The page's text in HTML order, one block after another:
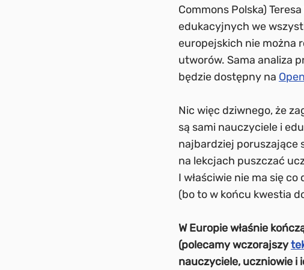
Commons Polska)
edukacyjnych we
europejskich nie można
utworów. Sama analiza
będzie dostępny na
Nic więc dziwnego, że
są sami nauczyciele i
najbardziej poruszające
na lekcjach puszczać
I właściwie nie ma się
(bo to w końcu kwestia
W Europie właśnie
(polecamy wczorajszy
nauczyciele, uczniowie i